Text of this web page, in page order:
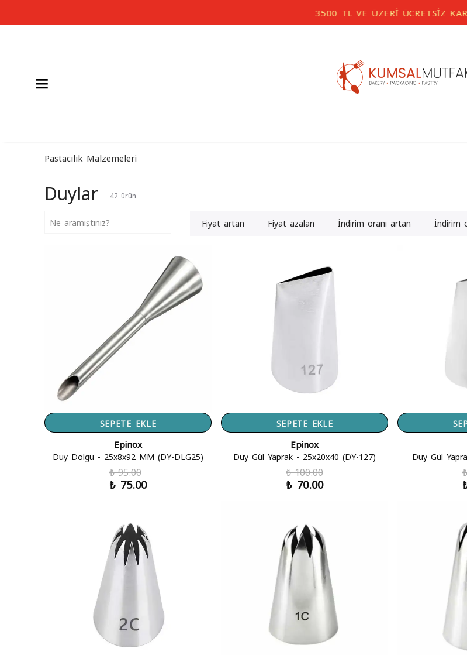
3500 TL VE ÜZERİ ÜCRETSİZ
Pastacılık Malzemeleri
Duylar 42 ürün
Fiyat artan Fiyat azalan İndirim oranı artan İndirim
SEPETE EKLE
Epinox
Duy Dolgu - 25x8x92 MM (DY-DLG25)
₺ 95.00
₺ 75.00
SEPETE EKLE
Epinox
Duy Gül Yaprak - 25x20x40 (DY-127)
₺ 100.00
₺ 70.00
Duy Gül